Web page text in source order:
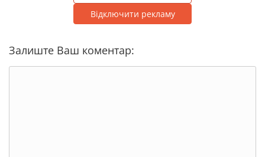
Відключити рекламу
Залиште Ваш коментар: